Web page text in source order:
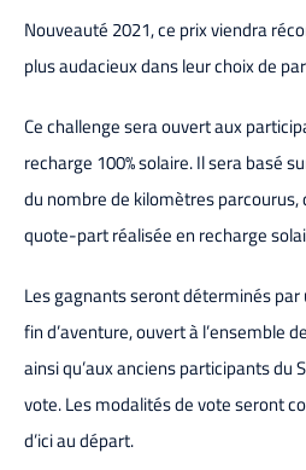
Nouveauté 2021, ce prix viendra
plus audacieux dans leur choix de
Ce challenge sera ouvert aux
recharge 100% solaire. Il sera basé
du nombre de kilomètres parcourus,
quote-part réalisée en recharge
Les gagnants seront déterminés
fin d’aventure, ouvert à l’ensemble
ainsi qu’aux anciens participants du
vote. Les modalités de vote seront
d’ici au départ.